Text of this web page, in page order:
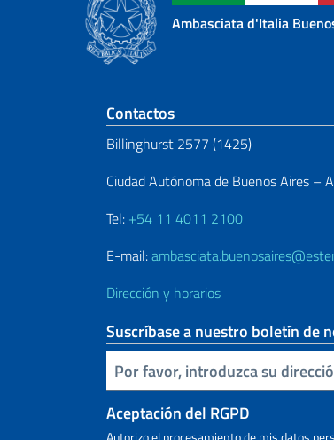
Ambasciata d'Italia
Sezione footer
Contactos
Billinghurst 2577 (1425)
Ciudad Autónoma de Buenos Aires –
Tel: +54 11 4011 2100
E-mail:
Dirección y horarios
Suscríbase a nuestro boletín de
Inserta tu correo electronico
Aceptación del RGPD